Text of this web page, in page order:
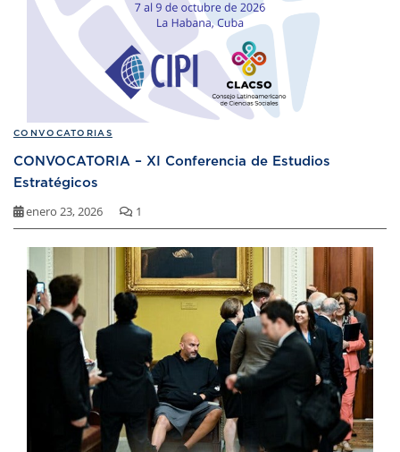
CONVOCATORIAS
CONVOCATORIA – XI Conferencia de Estudios
Estratégicos
enero 23, 2026 1